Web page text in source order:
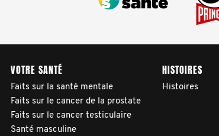
VOTRE SANTÉ
Faits sur la santé mentale
Faits sur le cancer de la prostate
Faits sur le cancer testiculaire
Santé masculine
HISTOIRES
Histoires